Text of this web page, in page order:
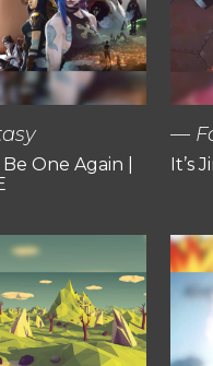
One Again |
It’s